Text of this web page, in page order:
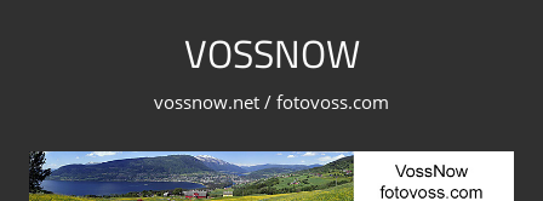
VOSSNOW
vossnow.net / fotovoss.com